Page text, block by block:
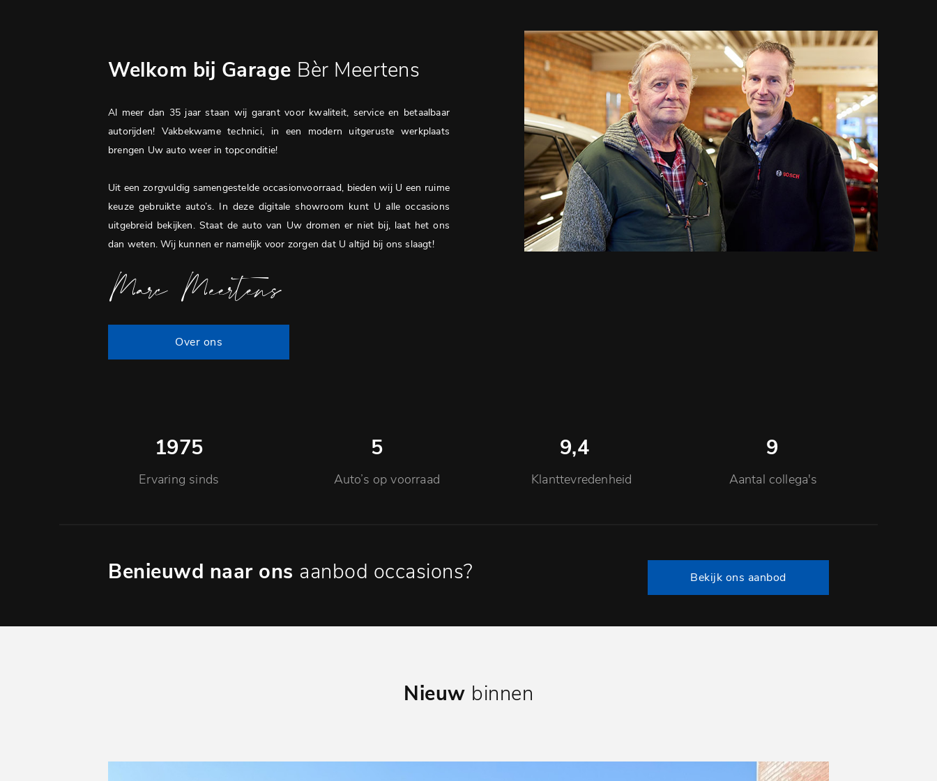
Welkom bij Garage Bèr Meertens
Al meer dan 35 jaar staan wij garant voor kwaliteit, service en betaalbaar
autorijden! Vakbekwame technici, in een modern uitgeruste werkplaats
brengen Uw auto weer in topconditie!
Uit een zorgvuldig samengestelde occasionvoorraad, bieden wij U een ruime
keuze gebruikte auto’s. In deze digitale showroom kunt U alle occasions
uitgebreid bekijken. Staat de auto van Uw dromen er niet bij, laat het ons
dan weten. Wij kunnen er namelijk voor zorgen dat U altijd bij ons slaagt!
Marc Meertens
Over ons
1975
Ervaring sinds
5
Auto’s op voorraad
9,4
Klanttevredenheid
9
Aantal collega's
Benieuwd naar ons aanbod occasions? Bekijk ons aanbod
Nieuw binnen